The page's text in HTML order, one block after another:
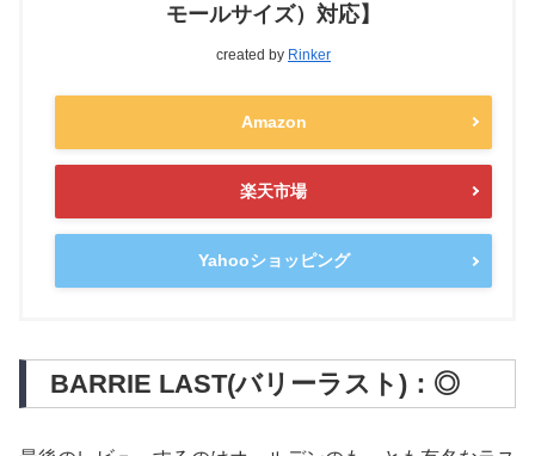
モールサイズ）対応】
created by Rinker
Amazon
楽天市場
Yahooショッピング
BARRIE LAST(バリーラスト)：◎